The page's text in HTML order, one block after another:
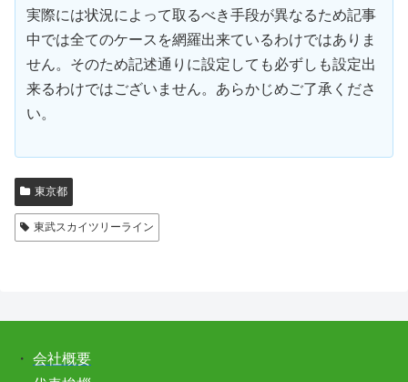
実際には状況によって取るべき手段が異なるため記事
中では全てのケースを網羅出来ているわけではありま
せん。そのため記述通りに設定しても必ずしも設定出
来るわけではございません。あらかじめご了承くださ
い。
東京都
東武スカイツリーライン
・ 会社概要